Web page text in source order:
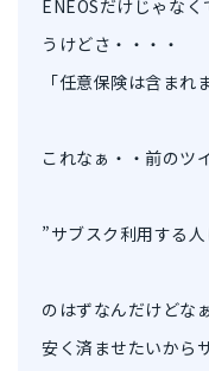
ENEOSだけじゃな
うけどさ・・・・
「任意保険は含まれ
これなぁ・・前のツ
”サブスク利用する
のはずなんだけどなぁ
安く済ませたいから